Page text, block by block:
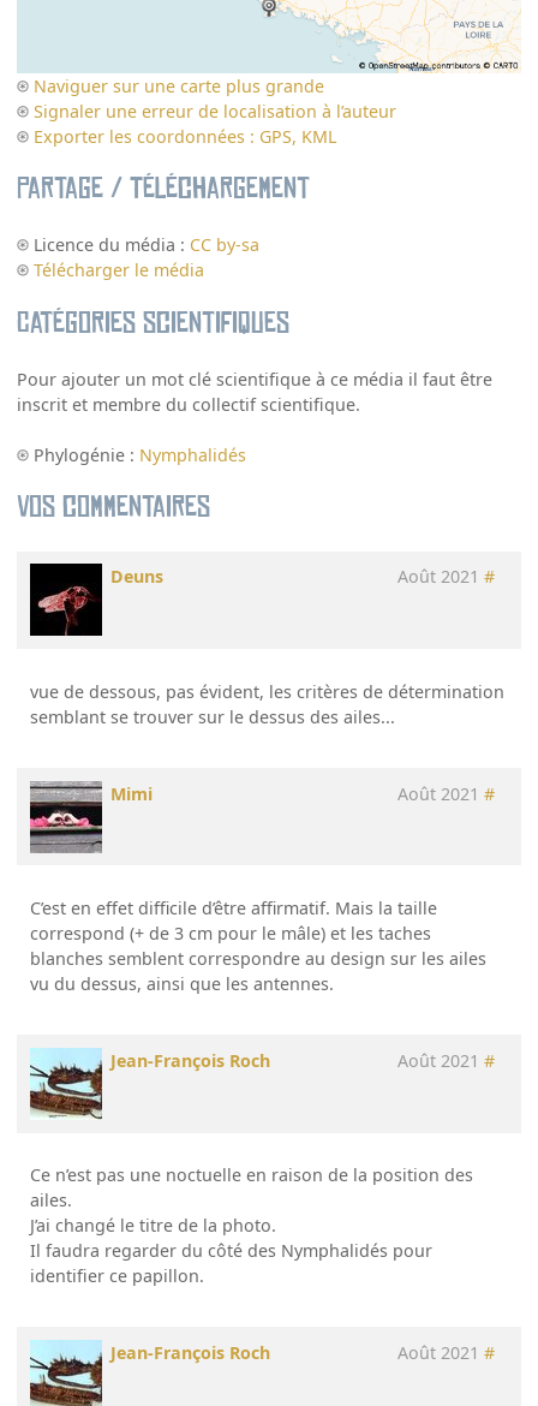
Naviguer sur une carte plus grande
Signaler une erreur de localisation à l’auteur
Exporter les coordonnées : GPS, KML
Partage / Téléchargement
Licence du média : CC by-sa
Télécharger le média
Catégories scientifiques
Pour ajouter un mot clé scientifique à ce média il faut être
inscrit et membre du collectif scientifique.
Phylogénie : Nymphalidés
Vos commentaires
Deuns Août 2021 #
vue de dessous, pas évident, les critères de détermination
semblant se trouver sur le dessus des ailes...
Mimi Août 2021 #
C’est en effet difficile d’être affirmatif. Mais la taille
correspond (+ de 3 cm pour le mâle) et les taches
blanches semblent correspondre au design sur les ailes
vu du dessus, ainsi que les antennes.
Jean-François Roch Août 2021 #
Ce n’est pas une noctuelle en raison de la position des
ailes.
J’ai changé le titre de la photo.
Il faudra regarder du côté des Nymphalidés pour
identifier ce papillon.
Jean-François Roch Août 2021 #